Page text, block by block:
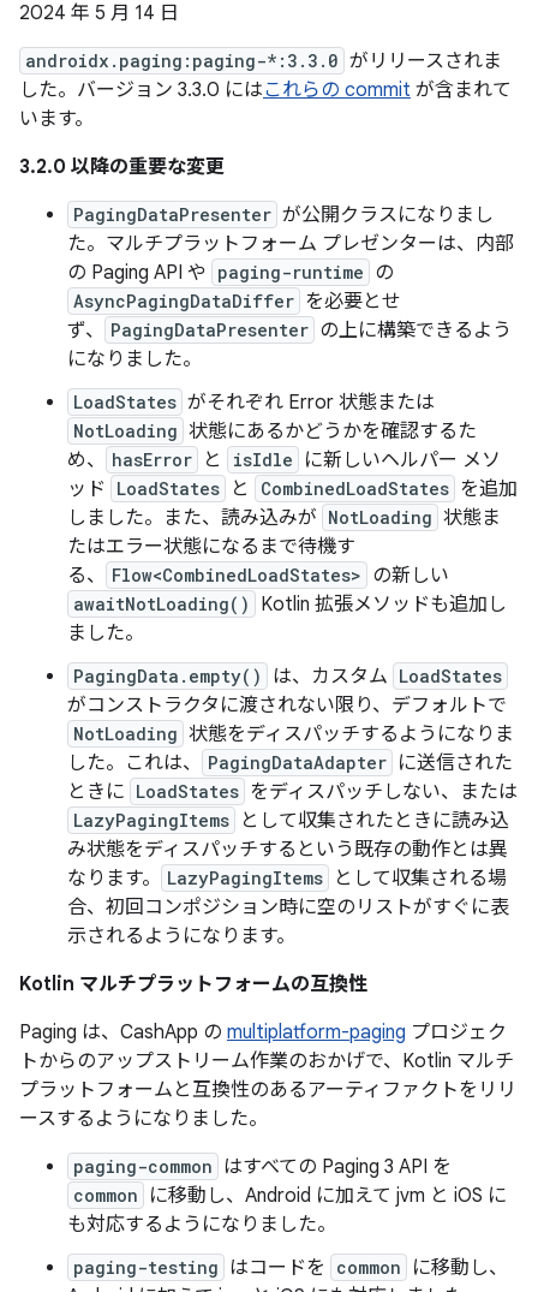
2024 年 5 月 14 日
androidx.paging:paging-*:3.3.0 がリリースされま
した。バージョン 3.3.0 にはこれらの commit が含まれて
います。
3.2.0 以降の重要な変更
PagingDataPresenter が公開クラスになりまし
た。マルチプラットフォーム プレゼンターは、内部
の Paging API や paging-runtime の
AsyncPagingDataDiffer を必要とせ
ず、
PagingDataPresenter の上に構築できるよう
になりました。
LoadStates がそれぞれ Error 状態または
NotLoading 状態にあるかどうかを確認するた
め、
hasError と isIdle
に新しいヘルパー メソ
ッド
LoadStates と CombinedLoadStates を追加
しました。また、読み込みが NotLoading 状態ま
たはエラー状態になるまで待機す
る、
Flow<CombinedLoadStates> の新しい
awaitNotLoading()
Kotlin 拡張メソッドも追加し
ました。
PagingData.empty() は、カスタム LoadStates
がコンストラクタに渡されない限り、デフォルトで
NotLoading 状態をディスパッチするようになりま
した。これは、
PagingDataAdapter に送信された
ときに LoadStates をディスパッチしない、または
LazyPagingItems
として収集されたときに読み込
み状態をディスパッチするという既存の動作とは異
なります。
LazyPagingItems
として収集される場
合、初回コンポジション時に空のリストがすぐに表
示されるようになります。
Kotlin マルチプラットフォームの互換性
Paging は、CashApp の multiplatform-paging プロジェク
トからのアップストリーム作業のおかげで、Kotlin マルチ
プラットフォームと互換性のあるアーティファクトをリリ
ースするようになりました。
paging-common はすべての Paging 3 API を
common
に移動し、Android に加えて jvm と iOS に
も対応するようになりました。
paging-testing はコードを common
に移動し、